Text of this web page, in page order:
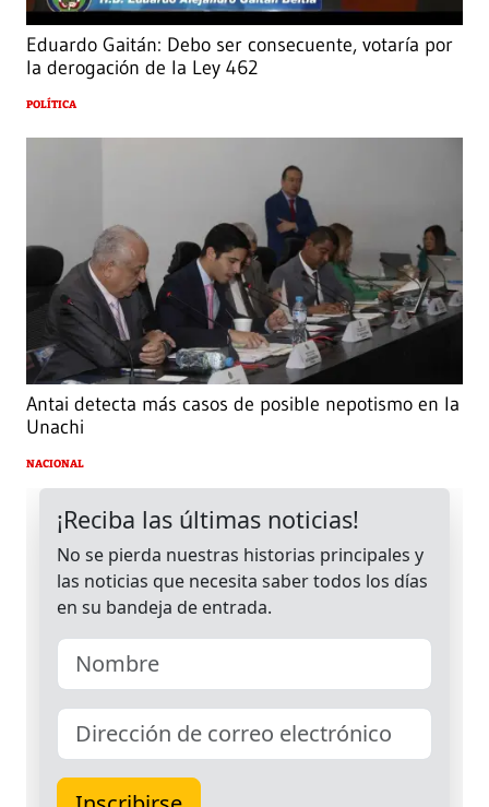
Eduardo Gaitán: Debo ser consecuente, votaría por
la derogación de la Ley 462
POLÍTICA
Antai detecta más casos de posible nepotismo en la
Unachi
NACIONAL